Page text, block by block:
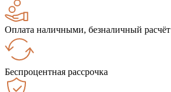
Оплата наличными, безналичный расчёт
Беспроцентная рассрочка